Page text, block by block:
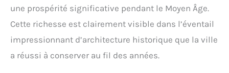
une prospérité significative pendant le Moyen Âge.
Cette richesse est clairement visible dans l’éventail
impressionnant d’architecture historique que la ville
a réussi à conserver au fil des années.